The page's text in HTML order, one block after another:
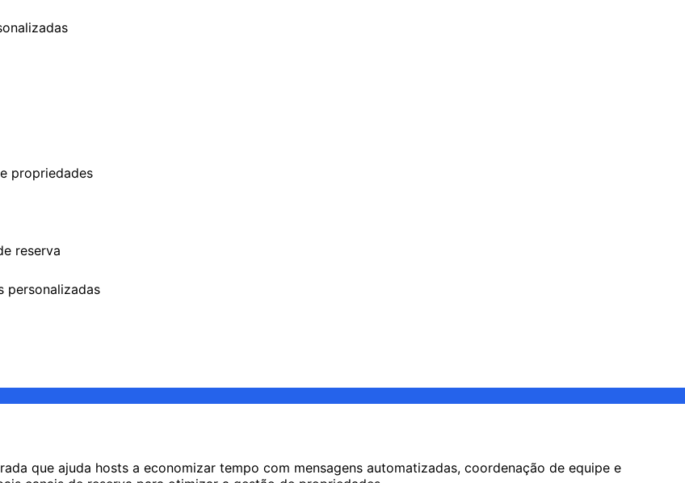
propriedades
reserva
personalizadas
que ajuda hosts a economizar tempo com mensagens automatizadas, coordenação de equipe e